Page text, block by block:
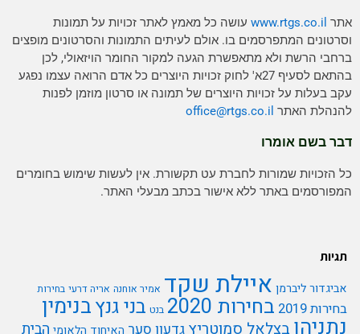
אתר www.rtgs.co.il עושה כל מאמץ לאתר זכויות על תמונות
וסרטונים המתפרסמים בו. אולם לעיתים התמונות והסרטונים מופצים
ברחבי הרשת ולא מתאפשרת הגעה למקור החומר הויזאולי, לכן
בהתאם לסעיף 27א' לחוק זכויות היוצרים כל אדם הרואה עצמו נפגע
עקב בעלות על זכויות היוצרים של תמונה או סרטון מוזמן לפנות
להנהלת האתר
office@rtgs.co.il
דבר בשם אומרו
כל הזכויות שמורות לחברת עט תקשורת. אין לעשות שימוש בחומרים
המפורסמים באתר ללא אישור בכתב מבעלי האתר.
תגיות
אביגדור ליברמן איילת שקד אמיר אוחנה אריה דרעי בחירות
בחירות 2019 בחירות 2020 בנט בני גנץבנימין
נתניהובצלאל סמוטריץ גדעון סער האיחוד הלאומי הבית